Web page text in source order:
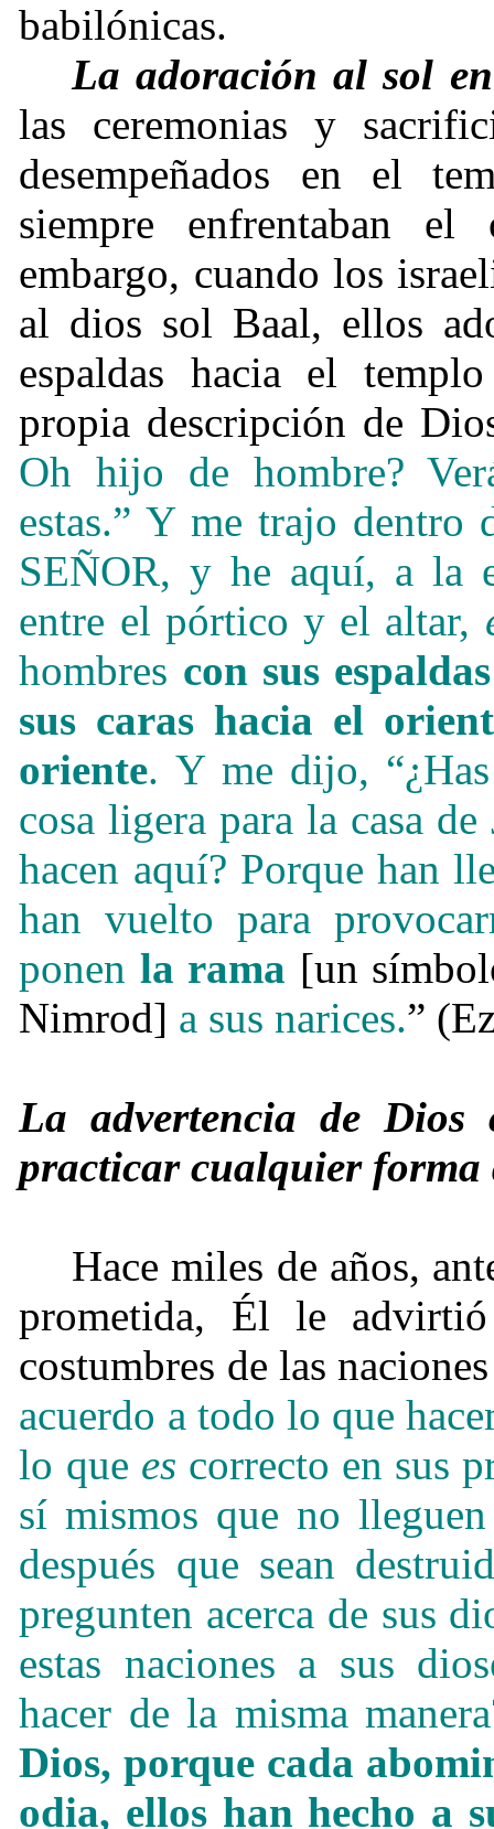
babilónicas.
La adoración al sol
las ceremonias y
desempeñados en el
siempre enfrentaban
embargo, cuando los
al dios sol Baal, ellos
espaldas hacia el
propia descripción de
Oh hijo de hombre?
estas.” Y me trajo dentro
SEÑOR, y he aquí, a la
entre el pórtico y el altar,
hombres con sus
sus caras hacia el
oriente. Y me dijo,
cosa ligera para la casa
hacen aquí? Porque han
han vuelto para
ponen la rama [un
Nimrod] a sus narices.”
La advertencia de
practicar cualquier forma
Hace miles de años,
prometida, Él le
costumbres de las
acuerdo a todo lo que
lo que es correcto en sus
sí mismos que no
después que sean
pregunten acerca de sus
estas naciones a sus
hacer de la misma
Dios, porque cada
odia, ellos han hecho a